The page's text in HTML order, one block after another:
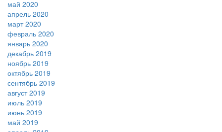
май 2020
апрель 2020
март 2020
февраль 2020
январь 2020
декабрь 2019
ноябрь 2019
октябрь 2019
сентябрь 2019
август 2019
июль 2019
июнь 2019
май 2019